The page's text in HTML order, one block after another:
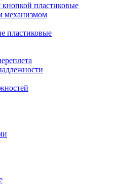
пластиковые
механизмом
пластиковые